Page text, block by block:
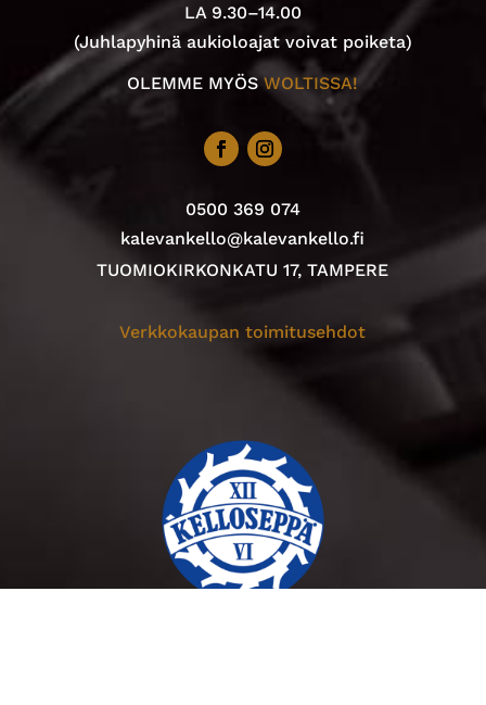
LA 9.30–14.00
(Juhlapyhinä aukioloajat voivat poiketa)
OLEMME MYÖSWOLTISSA!
0500 369 074
kalevankello@kalevankello.fi
TUOMIOKIRKONKATU 17, TAMPERE
Verkkokaupan toimitusehdot